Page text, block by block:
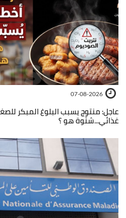
07-08-2026
عاجل: منتوج يسبب البلوغ المبكر
غذائي...شنّوة هو ؟